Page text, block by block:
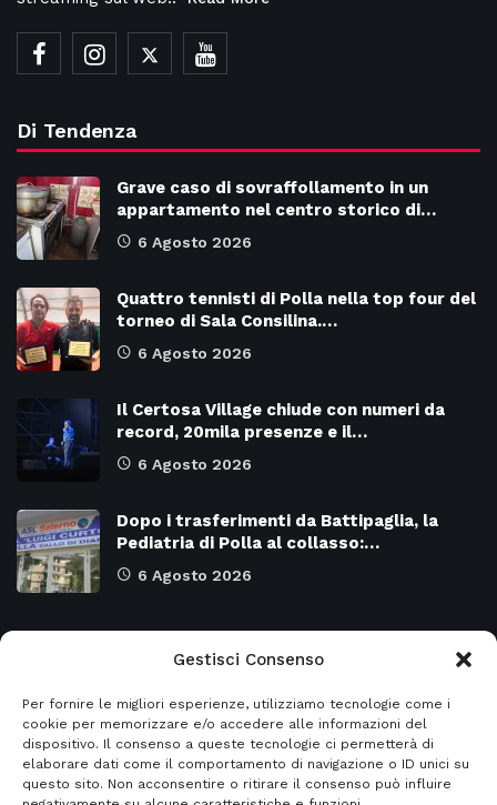
Gestisci Consenso
Per fornire le migliori esperienze, utilizziamo tecnologie come i
cookie per memorizzare e/o accedere alle informazioni del
dispositivo. Il consenso a queste tecnologie ci permetterà di
elaborare dati come il comportamento di navigazione o ID unici su
questo sito. Non acconsentire o ritirare il consenso può influire
Di Tendenza
Grave caso di sovraffollamento in un
appartamento nel centro storico di…
6 Agosto 2026
Quattro tennisti di Polla nella top four del
torneo di Sala Consilina.…
6 Agosto 2026
Il Certosa Village chiude con numeri da
record, 20mila presenze e il…
6 Agosto 2026
Dopo i trasferimenti da Battipaglia, la
Pediatria di Polla al collasso:…
6 Agosto 2026
Attualità 8966
Cronaca 6469
Primo piano 5951
SALERNO e Provincia 4126
Regione CAMPANIA
Regione BASILICATA